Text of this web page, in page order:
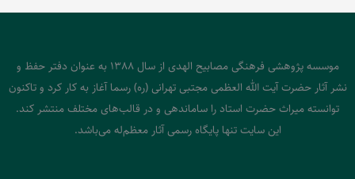
موسسه پژوهشی فرهنگی مصابیح الهدی از سال 1388 به عنوان دفتر حفظ و
نشر آثار حضرت آیت الله العظمی مجتبی تهرانی (ره) رسما آغاز به کار کرد و تاکنون
توانسته میراث حضرت استاد را ساماندهی و در قالب‌های مختلف منتشر کند.
این سایت تنها پایگاه رسمی آثار معظم‌له می‌باشد.